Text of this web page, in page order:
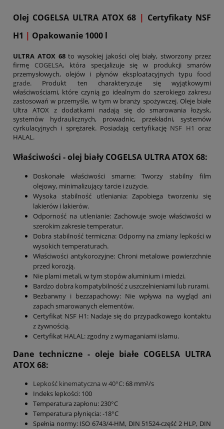
Olej COGELSA ULTRA ATOX 68 | Certyfikaty NSF
H1 | Opakowanie 1000 l
ULTRA ATOX 68to wysokiej jakości olej biały, stworzony przez
firmę COGELSA, która specjalizuje się w produkcji smarów
przemysłowych, olejów i płynów eksploatacyjnych typu food
grade. Produkt ten charakteryzuje się wyjątkowymi
właściwościami, które czynią go idealnym do szerokiego zakresu
zastosowań w przemyśle, w tym w branży spożywczej. Oleje białe
Ultra ATOX z dodatkami nadają się do smarowania łożysk,
systemów hydraulicznych, prowadnic, przekładni, systemów
cyrkulacyjnych i sprężarek. Posiadają certyfikację NSF H1 oraz
HALAL.
Właściwości - olej biały COGELSA ULTRA ATOX 68:
Doskonałe właściwości smarne: Tworzy stabilny film
olejowy, minimalizujący tarcie i zużycie.
Wysoka stabilność utleniania: Zapobiega tworzeniu się
lakierów i lakierów.
Odporność na utlenianie: Zachowuje swoje właściwości w
szerokim zakresie temperatur.
Dobra stabilność termiczna: Odporny na zmiany lepkości w
wysokich temperaturach.
Właściwości antykorozyjne: Chroni metalowe powierzchnie
przed korozją.
Nie plami metali, w tym stopów aluminium i miedzi.
Bardzo dobra kompatybilność z uszczelnieniami lub rurami.
Bezbarwny i bezzapachowy: Nie wpływa na wygląd ani
zapach smarowanych elementów.
Certyfikat NSF H1: Nadaje się do przypadkowego kontaktu
z żywnością.
Certyfikat HALAL: zgodny z wymaganiami islamu.
Dane techniczne - oleje białe COGELSA ULTRA
ATOX 68:
Lepkość kinematyczna w 40°C: 68 mm²/s
Indeks lepkości: 100
Temperatura zapłonu: 230°C
Temperatura płynięcia: -18°C
Spełnia normy: ISO 6743/4-HM, DIN 51524-część 2 HLP, DIN